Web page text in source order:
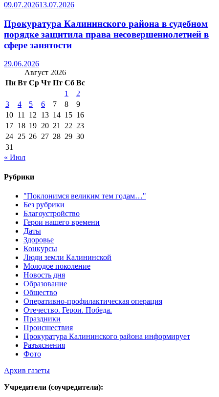
09.07.202613.07.2026
Прокуратура Калининского района в судебном
порядке защитила права несовершеннолетней в
сфере занятости
29.06.2026
Август 2026
Пн Вт Ср Чт Пт Сб Вс
1
2
3
4 5 6 7 8
9
10 11 12 13 14 15 16
17 18 19 20 21 22 23
24 25 26 27 28 29 30
31
« Июл
Рубрики
"Поклонимся великим тем годам…"
Без рубрики
Благоустройство
Герои нашего времени
Даты
Здоровье
Конкурсы
Люди земли Калининской
Молодое поколение
Новость дня
Образование
Общество
Оперативно-профилактическая операция
Отечество. Герои. Победа.
Праздники
Происшествия
Прокуратура Калининского района информирует
Разъяснения
Фото
Архив газеты
Учредители (соучредители):